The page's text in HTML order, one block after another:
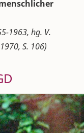
1963, hg. V.
S. 106)